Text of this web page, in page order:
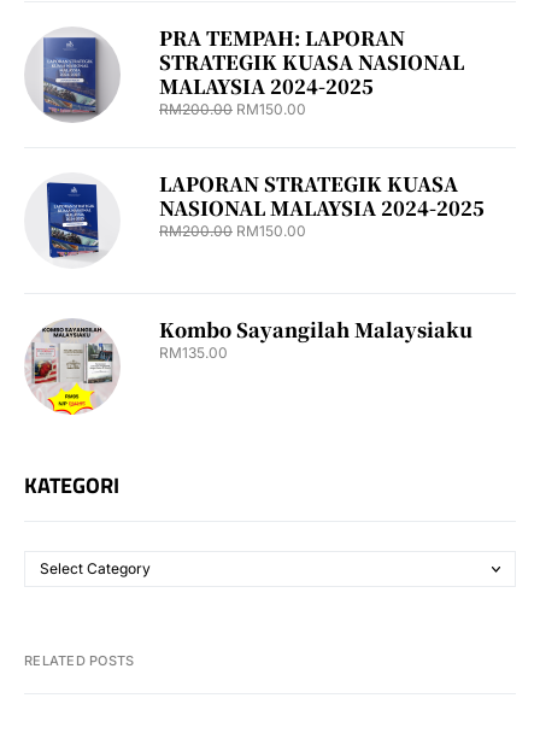
PRA TEMPAH: LAPORAN
STRATEGIK KUASA NASIONAL
MALAYSIA 2024-2025
RM200.00 RM150.00
LAPORAN STRATEGIK KUASA
NASIONAL MALAYSIA 2024-2025
RM200.00 RM150.00
Kombo Sayangilah Malaysiaku
RM135.00
KATEGORI
RELATED POSTS